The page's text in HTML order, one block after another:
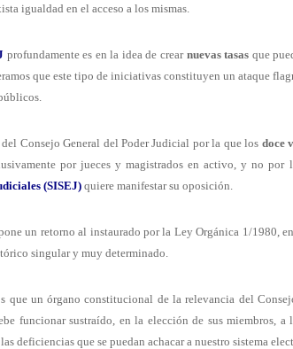
igualdad en el acceso a los mismas.
profundamente es en la idea de crear nuevas tasas que
que este tipo de iniciativas constituyen un ataque
del Consejo General del Poder Judicial por la que los doce
por jueces y magistrados en activo, y no por
(SISEJ) quiere manifestar su oposición.
un retorno al instaurado por la Ley Orgánica 1/1980,
singular y muy determinado.
que un órgano constitucional de la relevancia del
funcionar sustraído, en la elección de sus miembros,
deficiencias que se puedan achacar a nuestro sistema